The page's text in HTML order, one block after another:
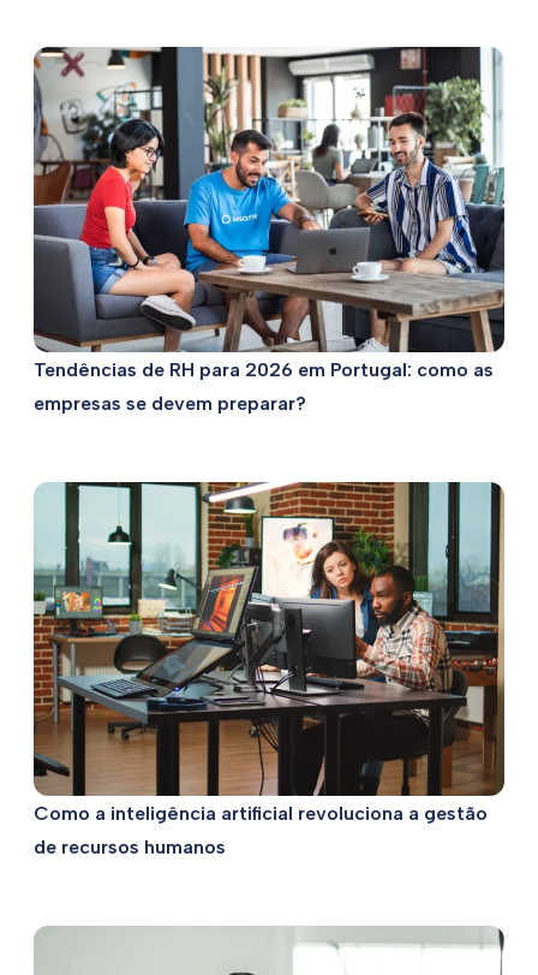
Tendências de RH para 2026 em Portugal: como as
empresas se devem preparar?
Como a inteligência artificial revoluciona a gestão
de recursos humanos